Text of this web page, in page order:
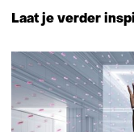
Laat je verder